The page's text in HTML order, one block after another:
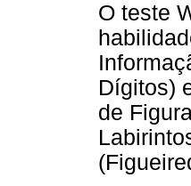
O teste
Dígitos)
de